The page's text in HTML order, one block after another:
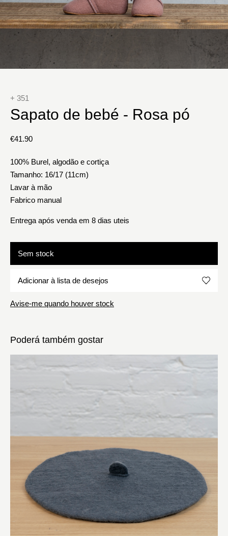
+ 351
Sapato de bebé - Rosa pó
€41.90
100% Burel, algodão e cortiça
Tamanho: 16/17 (11cm)
Lavar à mão
Fabrico manual
Entrega após venda em 8 dias uteis
Sem stock
Adicionar à lista de desejos
Avise-me quando houver stock
Poderá também gostar